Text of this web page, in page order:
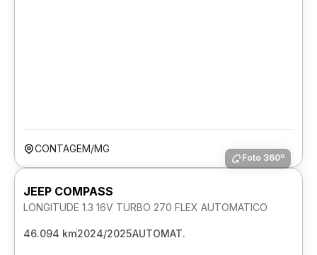
CONTAGEM/MG
Foto 360º
JEEP COMPASS
LONGITUDE 1.3 16V TURBO 270 FLEX AUTOMATICO
46.094 km2024/2025AUTOMAT.